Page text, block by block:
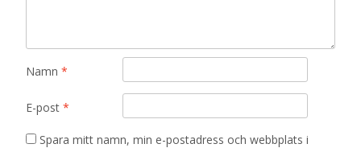
Namn *
E-post *
Spara mitt namn, min e-postadress och webbplats i